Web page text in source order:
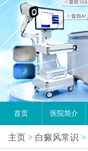
首页 医院简介
主页 > 白癜风常识 >